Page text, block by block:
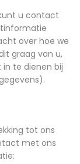
u contact
over hoe we
graag van u,
te dienen bij
tot ons
met ons